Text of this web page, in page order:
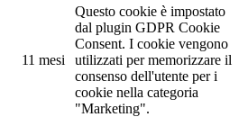
11 mesi
Questo cookie è impostato
dal plugin GDPR Cookie
Consent. I cookie vengono
utilizzati per memorizzare il
consenso dell'utente per i
cookie nella categoria
"Marketing".